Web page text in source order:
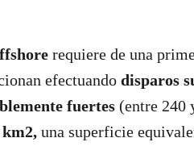
requiere de una
efectuando disparos
fuertes (entre 240
km2, una superficie